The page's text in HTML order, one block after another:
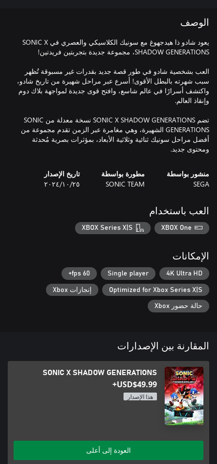
الوصف
يعود شادو ذا هيدجهوغ مع سونيك الكلاسيكي والعصري في SONIC X
العب بشخصية شادو في طور قصة جديد بقدرات غير مسبوقة تُظهر
سبب شهرته بالبطل الأقوى! أسرع عبر مراحل شهيرة من تاريخ شادو،
واكتشف أسرارًا في عالم شاسع، وافتح قوى جديدة لمواجهة بلاك دوم
تضم SONIC X SHADOW GENERATIONS نسخة معدلة من SONIC
GENERATIONS الشهيرة، وهي مغامرة عبر الزمن تقدم مجموعة من
أفضل مراحل سونيك ثنائية وثلاثية الأبعاد، بمؤثرات بصرية مُحدثة
ومحتوى جديد.
منشور بواسطة
SEGA
مطورة بواسطة
SONIC TEAM
تاريخ الإصدار
٢٥‏/١٠‏/٢٠٢٤
العب باستخدام
XBOX One
XBOX Series X|S
الإمكانات
4K Ultra HD
Single player
60 fps+
Optimized for Xbox Series X|S إنجازات Xbox
حالة حضور Xbox
المقارنة بين الإصدارات
SONIC X SHADOW GENERATIONS
USD$49.99+
هذا الإصدار
العودة إلى أعلى